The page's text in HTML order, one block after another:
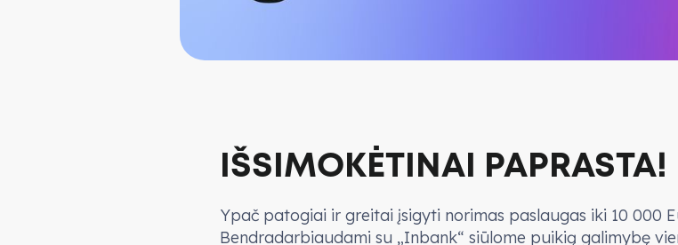
IŠSIMOKĖTINAI PAPRASTA!
Ypač patogiai ir greitai įsigyti norimas paslaugas iki 10 000
Bendradarbiaudami su „Inbank“ siūlome puikią galimybę